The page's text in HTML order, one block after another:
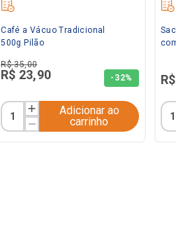
Café a Vácuo Tradicional
500g Pilão
R$ 35,00
R$ 23,90 - 32%
Adicionar ao
carrinho
R$